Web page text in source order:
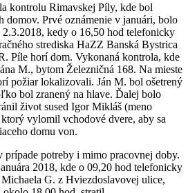
kontrolu Rimavskej Píly, kde bol
domov. Prvé oznámenie v januári, bolo
kedy o 16,50 hod telefonicky
strediska HaZZ Banská Bystrica
Píle horí dom. Vykonaná kontrola, kde
M., bytom Železničná 168. Na mieste
požiar lokalizovali. Ján M. bol ošetrený
bol zranený na hlave. Ďalej bolo
život sused Igor Mikláš (meno
vylomil vchodové dvere, aby sa
domu von.
prípade potreby i mimo pracovnej doby.
2018, kde o 09,20 hod telefonicky
G. z Hviezdoslavovej ulice,